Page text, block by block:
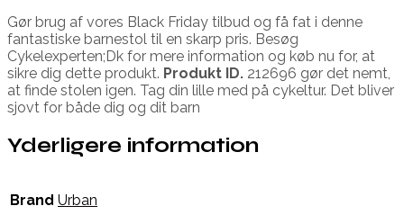
Gør brug af vores Black Friday tilbud og få fat i denne
fantastiske barnestol til en skarp pris. Besøg
Cykelexperten;Dk for mere information og køb nu for, at
sikre dig dette produkt. Produkt ID. 212696 gør det nemt,
at finde stolen igen. Tag din lille med på cykeltur. Det bliver
sjovt for både dig og dit barn
Yderligere information
Brand Urban